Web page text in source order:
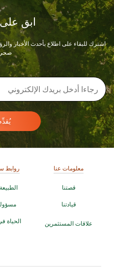
ابق
اشترك للبقاء على اطلاع بأحدث الأخبار
معلومات عنا
قصتنا
قيادتنا
علاقات المستثمرين
روابط
الحياة